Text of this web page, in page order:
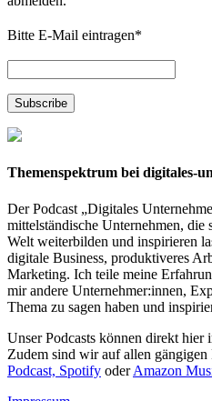
Bitte E-Mail eintragen*
Themenspektrum bei digitales-
Der Podcast „Digitales
mittelständische Unternehmen,
Welt weiterbilden und inspirieren
digitale Business, produktiveres
Marketing. Ich teile meine
mir andere Unternehmer:innen,
Thema zu sagen haben und
Unser Podcasts können direkt
Zudem sind wir auf allen
Podcast, Spotify oderAmazon